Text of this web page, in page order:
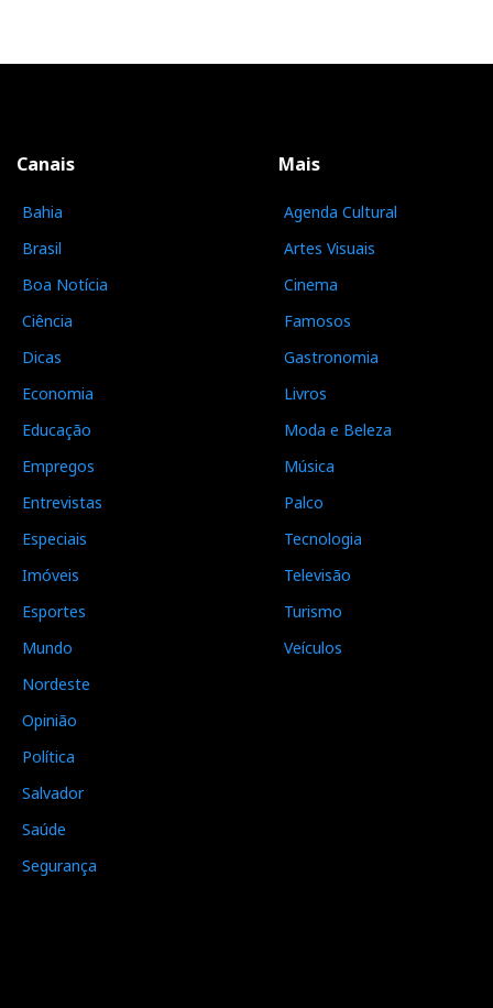
Canais
Bahia
Brasil
Boa Notícia
Ciência
Dicas
Economia
Educação
Empregos
Entrevistas
Especiais
Imóveis
Esportes
Mundo
Nordeste
Opinião
Política
Salvador
Saúde
Segurança
Mais
Agenda Cultural
Artes Visuais
Cinema
Famosos
Gastronomia
Livros
Moda e Beleza
Música
Palco
Tecnologia
Televisão
Turismo
Veículos